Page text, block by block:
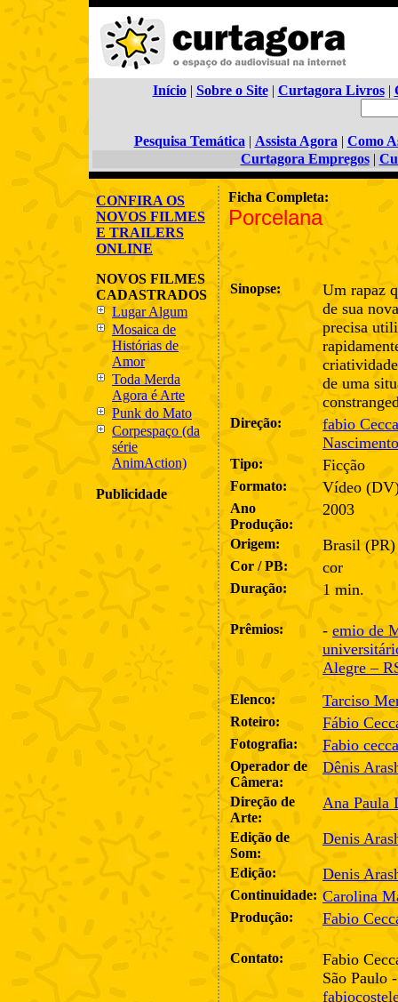
Início| Sobre o Site| Curtagora Livros|
Pesquisa Temática | Assista Agora | Como
Curtagora Empregos|
CONFIRA OS
NOVOS FILMES
E TRAILERS
ONLINE
NOVOS FILMES
CADASTRADOS
Lugar Algum
Mosaica de
Histórias de
Amor
Toda Merda
Agora é Arte
Punk do Mato
Corpespaço (da
série
AnimAction)
Publicidade
Ficha Completa:
Porcelana
Sinopse:
Um rapaz
de sua
precisa
de uma
Direção:
fabio
Nascimento
Tipo: Ficção
Formato: Vídeo
Ano
Produção:
2003
Origem: Brasil (PR)
Cor / PB: cor
Duração: 1 min.
Prêmios: - emio de
Alegre –
Elenco: Tarciso
Roteiro: Fábio
Fotografia: Fabio
Operador de
Câmera:
Dênis
Direção de
Arte:
Ana Paula
Edição de
Som:
Denis
Edição: Denis
Continuidade: Carolina
Produção: Fabio
Contato:
Fabio
São Paulo -